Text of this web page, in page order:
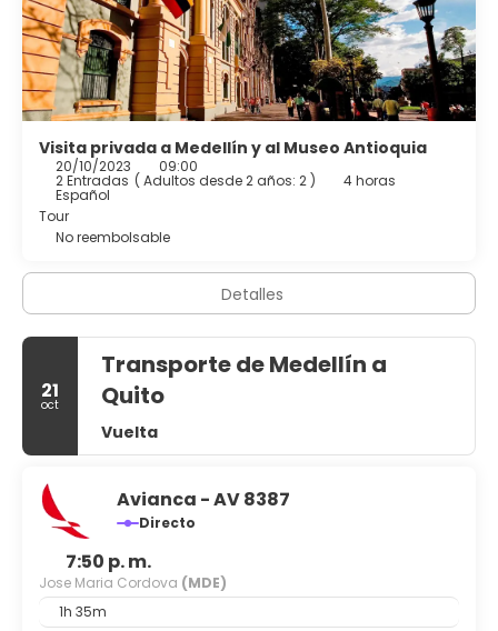
Visita privada a Medellín y al Museo Antioquia
20/10/2023 09:00
2 Entradas ( Adultos desde 2 años: 2 ) 4 horas
Español
Tour
No reembolsable
Detalles
21
oct
Transporte de Medellín a
Quito
Vuelta
Avianca - AV 8387
Directo
7:50 p. m.
Jose Maria Cordova (MDE)
1h 35m